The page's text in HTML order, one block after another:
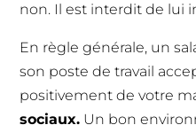
non. Il est interdit de lui
En règle générale, un
son poste de travail
positivement de votre
sociaux. Un bon